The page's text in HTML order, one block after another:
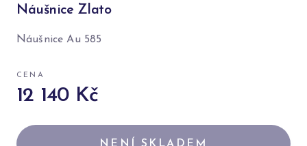
Náušnice Zlato
Náušnice Au 585
CENA
12 140 Kč
NENÍ SKLADEM